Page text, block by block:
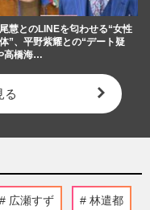
慧とのLINEを匂わせる“女性
”、平野紫耀との“デート疑
高橋海…
る
広瀬すず 林遣都